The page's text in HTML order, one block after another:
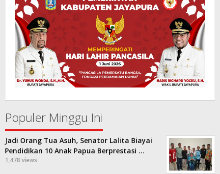
Populer Minggu Ini
Jadi Orang Tua Asuh, Senator Lalita Biayai
Pendidikan 10 Anak Papua Berprestasi …
1,478 views